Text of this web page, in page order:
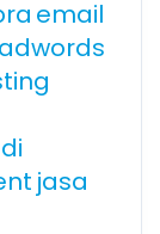
email
jasa